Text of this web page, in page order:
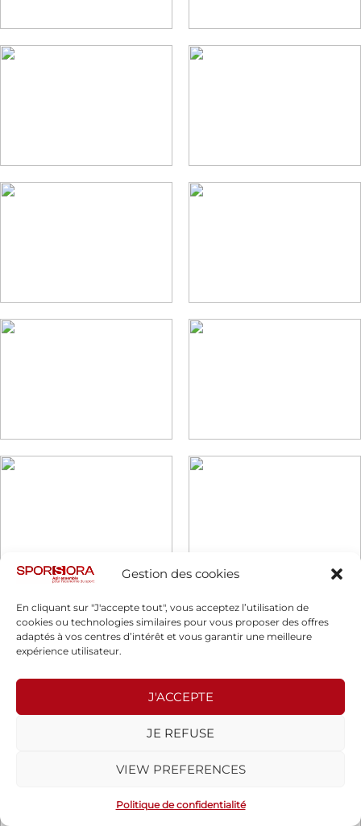
Gestion des cookies
En cliquant sur "J'accepte tout", vous acceptez l’utilisation de
cookies ou technologies similaires pour vous proposer des offres
adaptés à vos centres d’intérêt et vous garantir une meilleure
expérience utilisateur.
J'ACCEPTE
JE REFUSE
VIEW PREFERENCES
Politique de confidentialité